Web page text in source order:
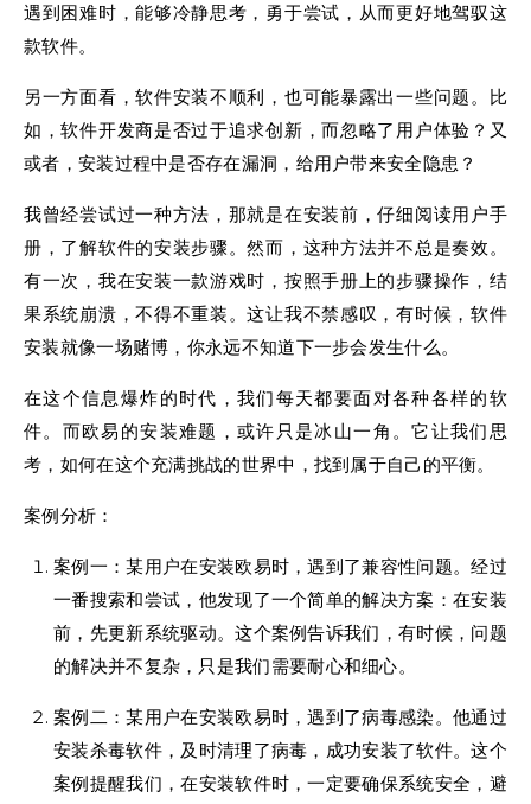
遇到困难时，能够冷静思考，勇于尝试，从而更好地驾驭这
款软件。
另一方面看，软件安装不顺利，也可能暴露出一些问题。比
如，软件开发商是否过于追求创新，而忽略了用户体验？又
或者，安装过程中是否存在漏洞，给用户带来安全隐患？
我曾经尝试过一种方法，那就是在安装前，仔细阅读用户手
册，了解软件的安装步骤。然而，这种方法并不总是奏效。
有一次，我在安装一款游戏时，按照手册上的步骤操作，结
果系统崩溃，不得不重装。这让我不禁感叹，有时候，软件
安装就像一场赌博，你永远不知道下一步会发生什么。
在这个信息爆炸的时代，我们每天都要面对各种各样的软
件。而欧易的安装难题，或许只是冰山一角。它让我们思
考，如何在这个充满挑战的世界中，找到属于自己的平衡。
案例分析：
案例一：某用户在安装欧易时，遇到了兼容性问题。经过
一番搜索和尝试，他发现了一个简单的解决方案：在安装
前，先更新系统驱动。这个案例告诉我们，有时候，问题
的解决并不复杂，只是我们需要耐心和细心。
案例二：某用户在安装欧易时，遇到了病毒感染。他通过
安装杀毒软件，及时清理了病毒，成功安装了软件。这个
案例提醒我们，在安装软件时，一定要确保系统安全，避